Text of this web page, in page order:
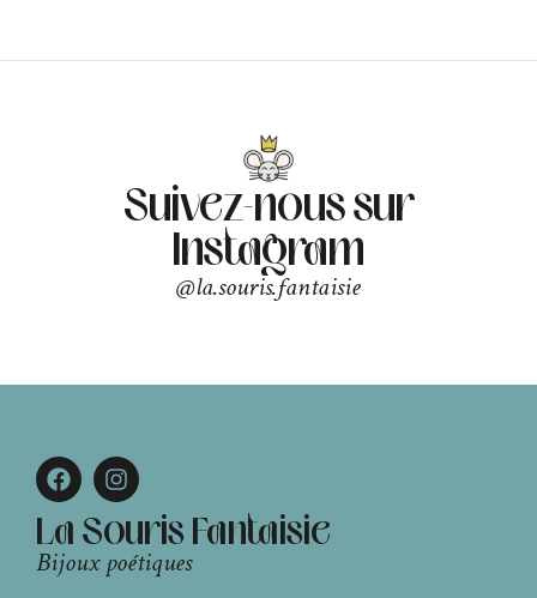
Suivez-nous sur
Instagram
@la.souris.fantaisie
La Souris Fantaisie
Bijoux poétiques